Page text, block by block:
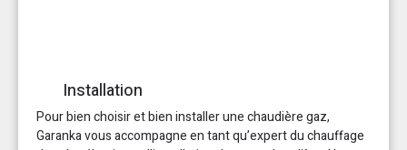
Installation
Pour bien choisir et bien installer une chaudière gaz,
Garanka vous accompagne en tant qu’expert du chauffage